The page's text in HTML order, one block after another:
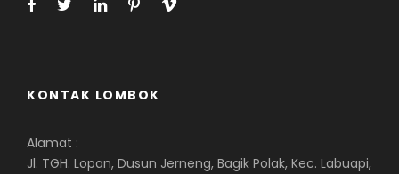
KONTAK LOMBOK
Alamat :
Jl. TGH. Lopan, Dusun Jerneng, Bagik Polak, Kec. Labuapi,